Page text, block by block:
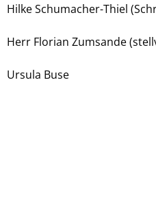
Hilke Schumacher-Thiel
Herr Florian Zumsande
Ursula Buse